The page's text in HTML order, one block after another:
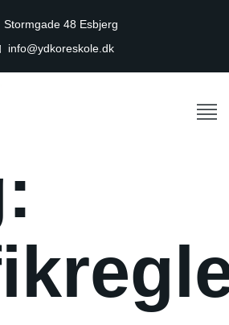
Stormgade 48 Esbjerg
info@ydkoreskole.dk